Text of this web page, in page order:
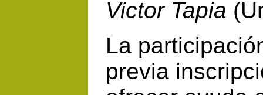
Victor Tapia
La
previa